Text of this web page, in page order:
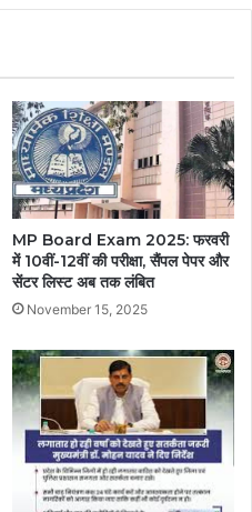
MP Board Exam 2025: फरवरी
में 10वीं-12वीं की परीक्षा, सैंपल पेपर और
सेंटर लिस्ट अब तक लंबित
November 15, 2025